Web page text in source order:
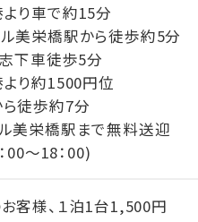
り車で約15分
美栄橋駅から徒歩約5分
下車徒歩5分
り約1500円位
徒歩約7分
美栄橋駅まで無料送迎
00～18：00)
客様、１泊1台1,500円